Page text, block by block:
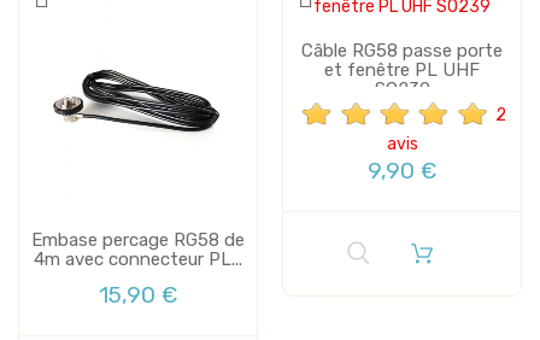
Embase percage RG58 de
4m avec connecteur PL...
15,90 €
Câble RG58 passe porte
et fenêtre PL UHF
SO239
2
avis
9,90 €